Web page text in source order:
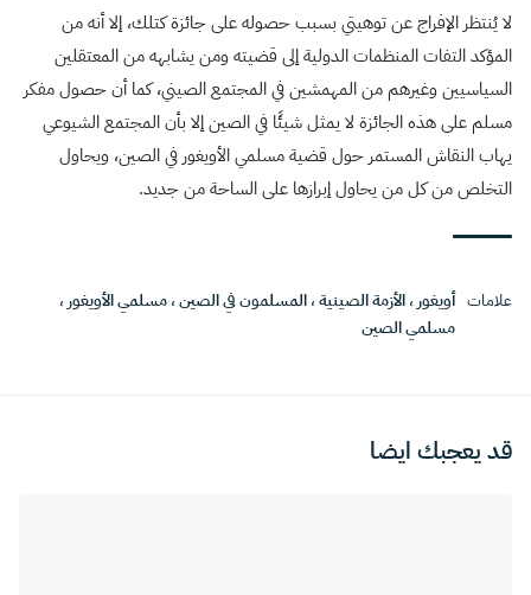
لا يُنتظر الإفراج عن توهيتي بسبب حصوله على جائزة كتلك، إلا أنه من
المؤكد التفات المنظمات الدولية إلى قضيته ومن يشابهه من المعتقلين
السياسيين وغيرهم من المهمشين في المجتمع الصيني، كما أن حصول مفكر
مسلم على هذه الجائزة لا يمثل شيئًا في الصين إلا بأن المجتمع الشيوعي
يهاب النقاش المستمر حول قضية مسلمي الأويغور في الصين، ويحاول
التخلص من كل من يحاول إبرازها على الساحة من جديد.
علامات أويغور ،الأزمة الصينية،المسلمون في الصين،مسلمي الأويغور ،
مسلمي الصين
قد يعجبك ايضا